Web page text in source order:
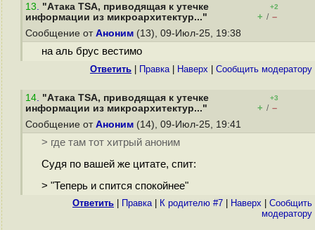
13. "Атака TSA, приводящая к утечке
информации из микроархитектур..."
+2
+ / –
Сообщение от Аноним (13), 09-Июл-25, 19:38
на аль брус вестимо
Ответить Правка| Наверх Cообщить модератору
14. "Атака TSA, приводящая к утечке
информации из микроархитектур..."
+3
+ / –
Сообщение от Аноним (14), 09-Июл-25, 19:41
> где там тот хитрый аноним
Судя по вашей же цитате, спит:
> "Теперь и спится спокойнее"
Ответить Правка| К родителю #7 Наверх
Cообщить
модератору